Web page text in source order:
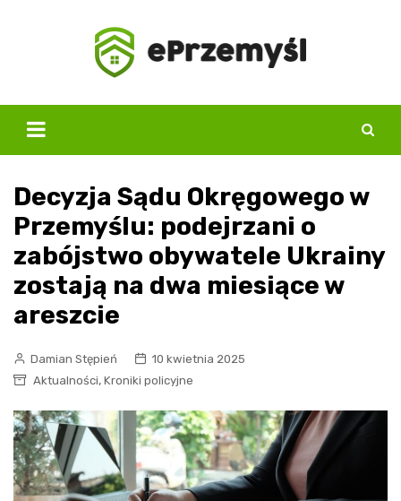
Decyzja Sądu Okręgowego w
Przemyślu: podejrzani o
zabójstwo obywatele Ukrainy
zostają na dwa miesiące w
areszcie
Damian Stępień
10 kwietnia 2025
Aktualności, Kroniki policyjne